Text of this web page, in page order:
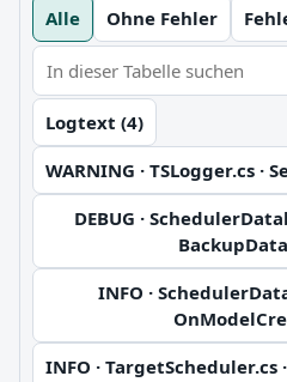
Alle Ohne Fehler
Logtext (4)
WARNING · TSLogger.cs ·
DEBUG ·
INFO ·
INFO ·